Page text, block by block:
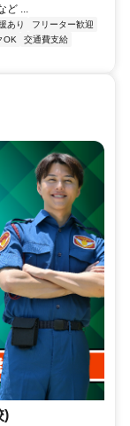
ど ...
あり
フリーター歓迎
OK
交通費支給
)